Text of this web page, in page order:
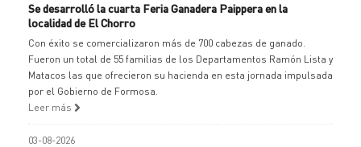
Se desarrolló la cuarta Feria Ganadera Paippera en la
localidad de El Chorro
Con éxito se comercializaron más de 700 cabezas de ganado.
Fueron un total de 55 familias de los Departamentos Ramón Lista y
Matacos las que ofrecieron su hacienda en esta jornada impulsada
por el Gobierno de Formosa.
Leer más
03-08-2026